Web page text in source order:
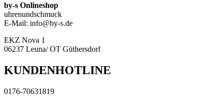
der
gewählt
by-s Onlineshop
uhrenundschmuck
E-Mail: info@by-s.de
EKZ Nova 1
06237 Leuna/ OT Güthersdorf
KUNDENHOTLINE
0176-70631819